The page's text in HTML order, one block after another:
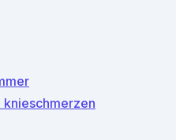
knieschmerzen